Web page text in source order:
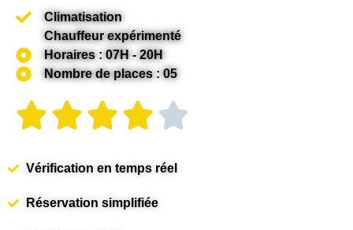
Climatisation
Chauffeur expérimenté
Horaires : 07H - 20H
Nombre de places : 05
Vérification en temps réel
Réservation simplifiée